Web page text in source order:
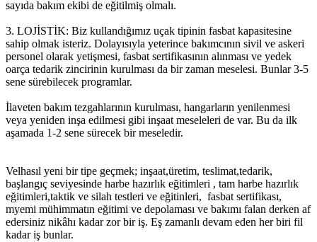
sayıda bakım ekibi de eğitilmiş olmalı.
3. LOJİSTİK: Biz kullandığımız uçak tipinin fasbat kapasitesine
sahip olmak isteriz. Dolayısıyla yeterince bakımcının sivil ve askeri
personel olarak yetişmesi, fasbat sertifikasının alınması ve yedek
oarça tedarik zincirinin kurulması da bir zaman meselesi. Bunlar 3-5
sene sürebilecek programlar.
İlaveten bakım tezgahlarının kurulması, hangarların yenilenmesi
veya yeniden inşa edilmesi gibi inşaat meseleleri de var. Bu da ilk
aşamada 1-2 sene sürecek bir meseledir.
Velhasıl yeni bir tipe geçmek; inşaat,üretim, teslimat,tedarik,
başlangıç seviyesinde harbe hazırlık eğitimleri , tam harbe hazırlık
eğitimleri,taktik ve silah testleri ve eğitinleri, fasbat sertifikası,
myemi mühimmatın eğitimi ve depolaması ve bakımı falan derken af
edersiniz nikâhı kadar zor bir iş. Eş zamanlı devam eden her biri fil
kadar iş bunlar.